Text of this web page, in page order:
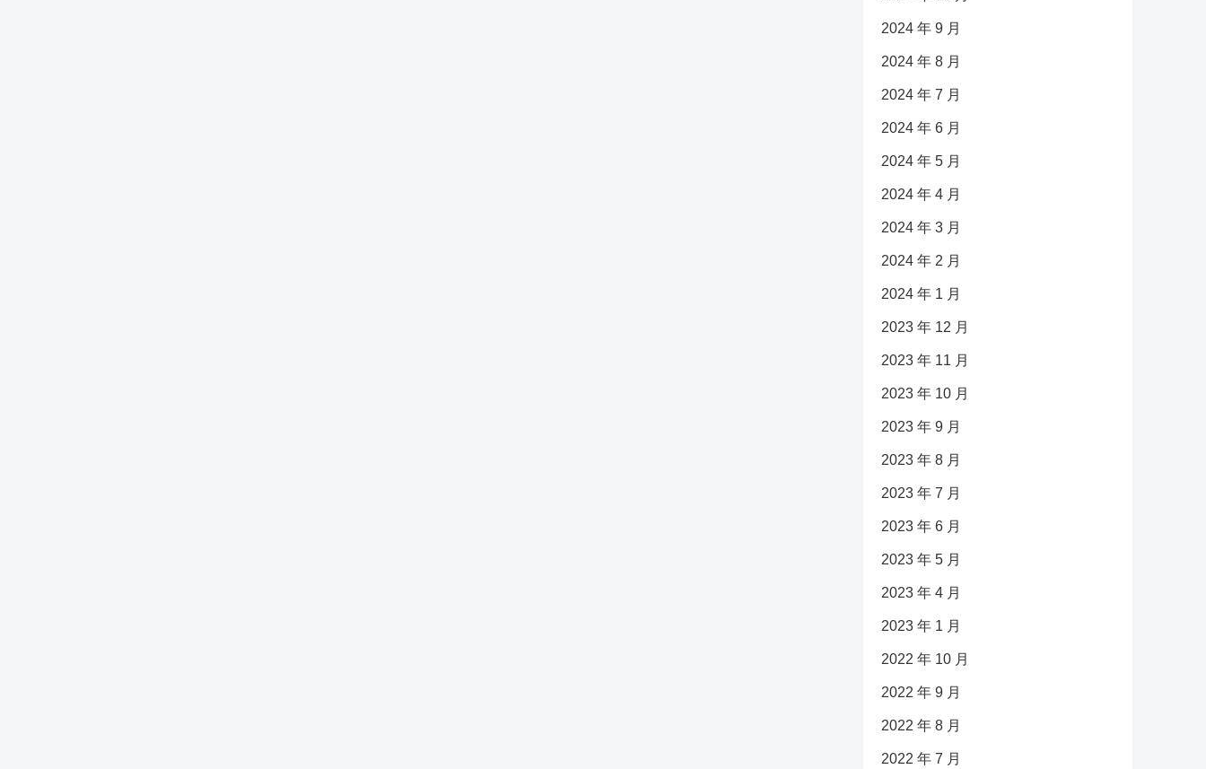
2024 年 9 月
2024 年 8 月
2024 年 7 月
2024 年 6 月
2024 年 5 月
2024 年 4 月
2024 年 3 月
2024 年 2 月
2024 年 1 月
2023 年 12 月
2023 年 11 月
2023 年 10 月
2023 年 9 月
2023 年 8 月
2023 年 7 月
2023 年 6 月
2023 年 5 月
2023 年 4 月
2023 年 1 月
2022 年 10 月
2022 年 9 月
2022 年 8 月
2022 年 7 月